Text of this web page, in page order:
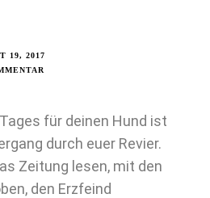
19, 2017
für deinen Hund ist
durch euer Revier.
Zeitung lesen, mit den
den Erzfeind